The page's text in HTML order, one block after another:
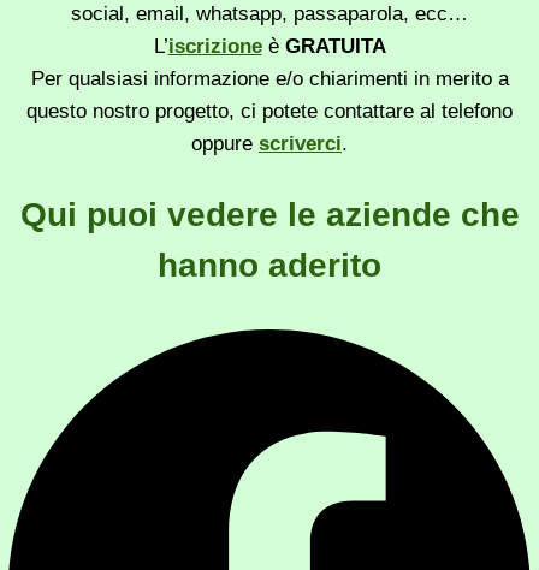
social, email, whatsapp, passaparola, ecc…
L’iscrizioneè GRATUITA
Per qualsiasi informazione e/o chiarimenti in merito a
questo nostro progetto, ci potete contattare al telefono
oppure scriverci.
Qui puoi vedere le aziende che
hanno aderito